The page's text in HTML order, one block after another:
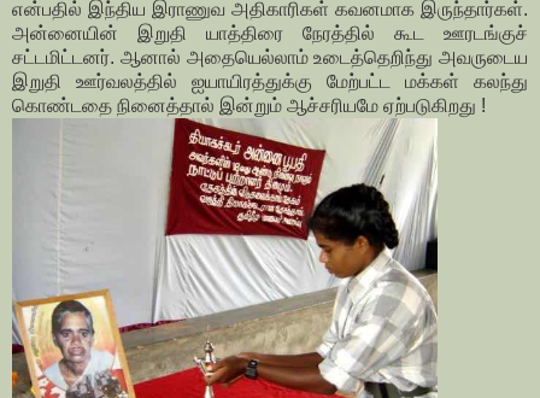
என்பதில் இந்திய இராணுவ அதிகாரிகள் கவனமாக இருந்தார்கள்.
அன்னையின் இறுதி யாத்திரை நேரத்தில் கூட ஊரடங்குச்
சட்டமிட்டனர். ஆனால் அதையெல்லாம் உடைத்தெறிந்து அவருடைய
இறுதி ஊர்வலத்தில் ஐயாயிரத்துக்கு மேற்பட்ட மக்கள் கலந்து
கொண்டதை நினைத்தால் இன்றும் ஆச்சரியமே ஏற்படுகிறது !